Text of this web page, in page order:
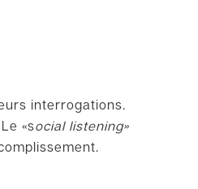
interrogations.
«social listening»